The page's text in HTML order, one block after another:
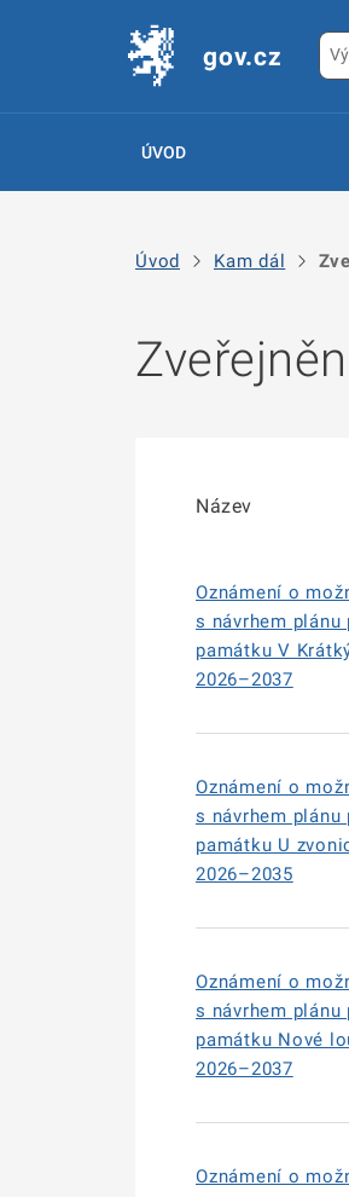
gov.cz
ÚVOD
Úvod Kam dál
Název
Oznámení o
s návrhem
památku V
2026–2037
Oznámení o
s návrhem
památku U
2026–2035
Oznámení o
s návrhem
památku Nové
2026–2037
Oznámení o